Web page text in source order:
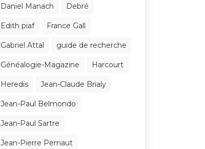
Daniel Manach Debré
Edith piaf France Gall
Gabriel Attal guide de recherche
Généalogie-Magazine Harcourt
Heredis Jean-Claude Brialy
Jean-Paul Belmondo
Jean-Paul Sartre
Jean-Pierre Pernaut